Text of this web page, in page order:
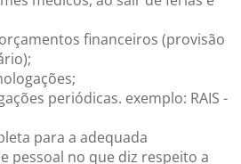
financeiros (provisão
periódicas. exemplo: RAIS -
para a adequada
pessoal no que diz respeito a